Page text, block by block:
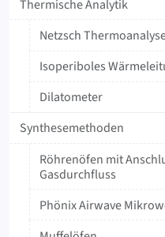
Thermische Analytik
Netzsch
Isoperiboles
Dilatometer
Synthesemethoden
Röhrenöfen mit
Gasdurchfluss
Phönix Airwave